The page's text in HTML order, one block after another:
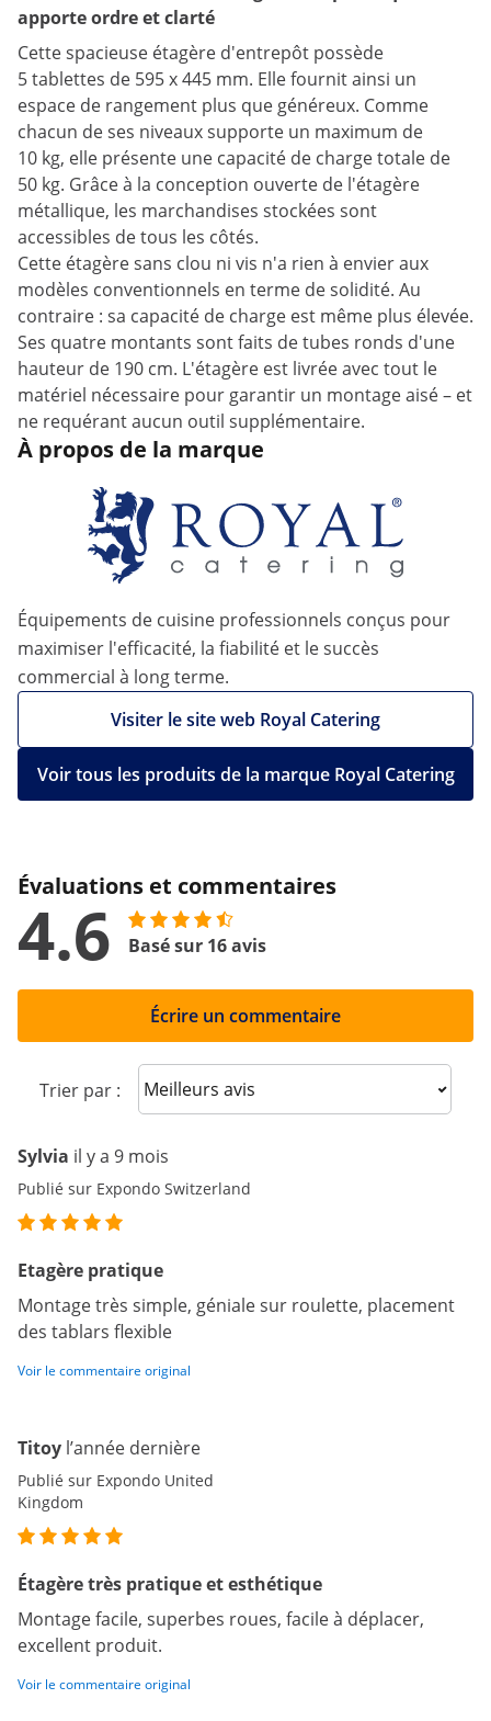
apporte ordre et clarté
Cette spacieuse étagère d'entrepôt possède
5 tablettes de 595 x 445 mm. Elle fournit ainsi un
espace de rangement plus que généreux. Comme
chacun de ses niveaux supporte un maximum de
10 kg, elle présente une capacité de charge totale de
50 kg. Grâce à la conception ouverte de l'étagère
métallique, les marchandises stockées sont
accessibles de tous les côtés.
Cette étagère sans clou ni vis n'a rien à envier aux
modèles conventionnels en terme de solidité. Au
contraire : sa capacité de charge est même plus élevée.
Ses quatre montants sont faits de tubes ronds d'une
hauteur de 190 cm. L'étagère est livrée avec tout le
matériel nécessaire pour garantir un montage aisé – et
ne requérant aucun outil supplémentaire.
À propos de la marque
Équipements de cuisine professionnels conçus pour
maximiser l'efficacité, la fiabilité et le succès
commercial à long terme.
Visiter le site web Royal Catering
Voir tous les produits de la marque Royal Catering
Évaluations et commentaires
4.6 Basé sur 16 avis
Écrire un commentaire
Trier par : Sort reviews
Sylvia il y a 9 mois
Publié sur Expondo Switzerland
Etagère pratique
Montage très simple, géniale sur roulette, placement
des tablars flexible
Voir le commentaire original
Titoy l’année dernière
Publié sur Expondo United
Kingdom
Étagère très pratique et esthétique
Montage facile, superbes roues, facile à déplacer,
excellent produit.
Voir le commentaire original